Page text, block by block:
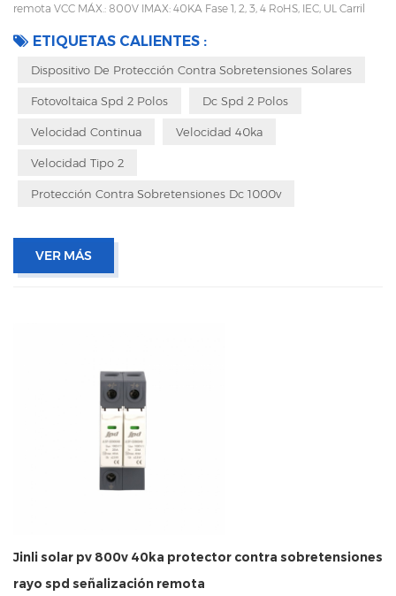
remota VCC MÁX.: 800V IMAX: 40KA Fase 1, 2, 3, 4 RoHS, IEC, UL Carril
con caja interior para evitar vibraciones durante el transporte
ETIQUETAS CALIENTES :
Dispositivo De Protección Contra Sobretensiones Solares
Fotovoltaica Spd 2 Polos Dc Spd 2 Polos
Velocidad Continua Velocidad 40ka
Velocidad Tipo 2
Protección Contra Sobretensiones Dc 1000v
VER MÁS
Jinli solar pv 800v 40ka protector contra sobretensiones
rayo spd señalización remota